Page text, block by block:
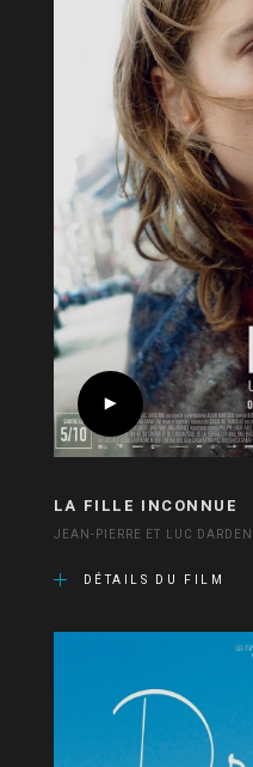
LA FILLE INCONNUE
JEAN-PIERRE ET LUC
DÉTAILS DU FILM